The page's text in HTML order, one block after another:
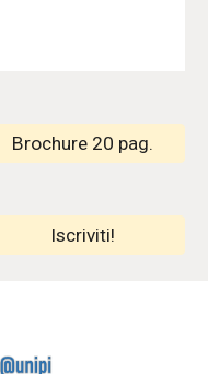
Brochure 20 pag.
Iscriviti!